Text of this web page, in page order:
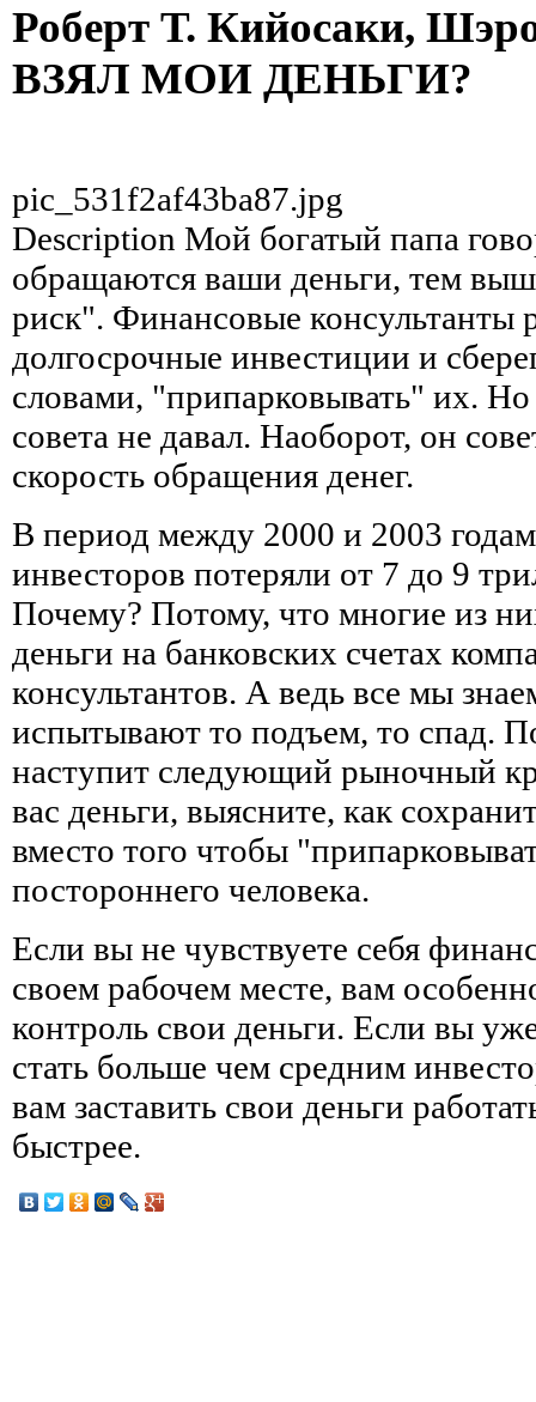
Роберт Т. Кийосаки,
ВЗЯЛ МОИ ДЕНЬГИ?
pic_531f2af43ba87.jpg
Description Мой богатый папа
обращаются ваши деньги, тем
риск". Финансовые консультанты
долгосрочные инвестиции и
словами, "припарковывать" их. Но
совета не давал. Наоборот, он
скорость обращения денег.
В период между 2000 и 2003
инвесторов потеряли от 7 до 9
Почему? Потому, что многие из
деньги на банковских счетах
консультантов. А ведь все мы
испытывают то подъем, то спад.
наступит следующий рыночный
вас деньги, выясните, как
вместо того чтобы
постороннего человека.
Если вы не чувствуете себя
своем рабочем месте, вам
контроль свои деньги. Если вы
стать больше чем средним
вам заставить свои деньги
быстрее.